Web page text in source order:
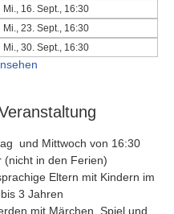
Mi., 16. Sept., 16:30
Mi., 23. Sept., 16:30
Mi., 30. Sept., 16:30
und Mittwoch von 16:30
(nicht in den Ferien)
Eltern mit Kindern im
3 Jahren
mit Märchen, Spiel und